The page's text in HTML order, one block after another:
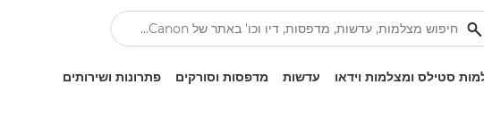
סטילס ומצלמות וידאו עדשות מדפסות וסורקים פתרונות ושירותים